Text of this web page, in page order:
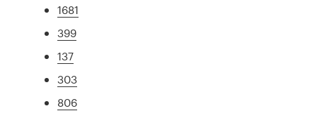
1681
399
137
303
806